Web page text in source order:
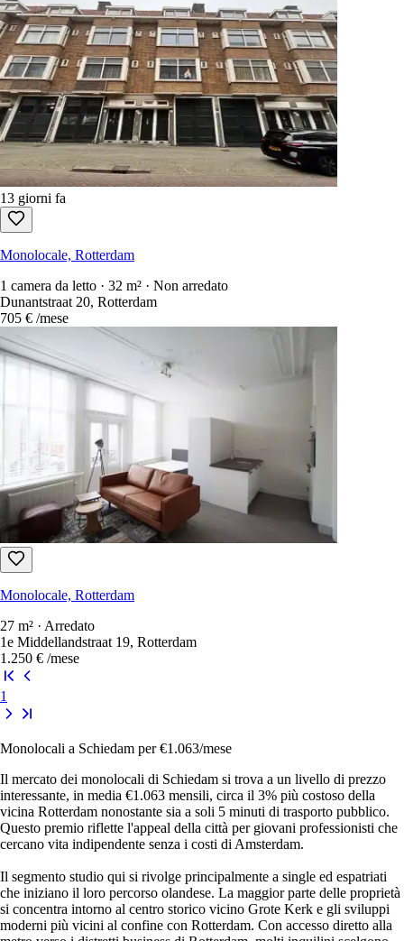
13 giorni fa
Monolocale, Rotterdam
1 camera da letto · 32 m² · Non arredato
Dunantstraat 20, Rotterdam
705 € /mese
Monolocale, Rotterdam
27 m² · Arredato
1e Middellandstraat 19, Rotterdam
1.250 € /mese
1
Monolocali a Schiedam per €1.063/mese
Il mercato dei monolocali di Schiedam si trova a un livello di prezzo
interessante, in media €1.063 mensili, circa il 3% più costoso della
vicina Rotterdam nonostante sia a soli 5 minuti di trasporto pubblico.
Questo premio riflette l'appeal della città per giovani professionisti che
cercano vita indipendente senza i costi di Amsterdam.
Il segmento studio qui si rivolge principalmente a single ed espatriati
che iniziano il loro percorso olandese. La maggior parte delle proprietà
si concentra intorno al centro storico vicino Grote Kerk e gli sviluppi
moderni più vicini al confine con Rotterdam. Con accesso diretto alla